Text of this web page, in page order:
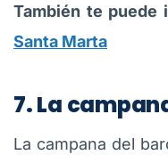
También te puede
Santa Marta
7. La
La campana del